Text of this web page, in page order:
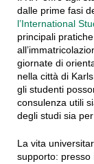
dalle prime fasi
l’International
principali
giornate di
nella città di
gli studenti
consulenza utili
degli studi sia
La vita
supporto: presso